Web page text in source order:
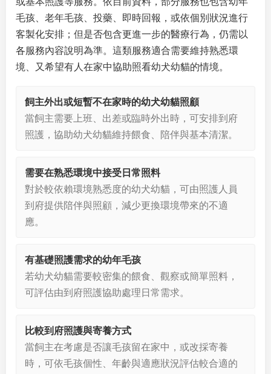
毛孩、老年毛孩、投藥、即時回報，或依個別狀況進行
客製化安排；但是否包含更進一步的醫療行為，仍需以
各服務內容說明為準。這類服務適合需要維持熟悉環
境、又希望有人在家中協助照看幼犬幼貓的情境。
飼主外出或短暫不在家時的幼犬幼貓照顧
當飼主需要上班、出差或臨時外出時，可安排到府
照護，協助幼犬幼貓維持餵食、陪伴與基本清潔。
需要在熟悉環境中接受日常照料
對於較依賴環境熟悉度的幼犬幼貓，可由照護人員
到府提供陪伴與照顧，減少更換環境帶來的不適
應。
有基礎照護需求的幼年毛孩
若幼犬幼貓需要較密集的餵食、觀察或簡單照料，
可評估由到府照護協助處理日常需求。
比較到府照護與寄養方式
當飼主在考慮是否讓毛孩留在家中，或改採寄養
時，可依毛孩個性、年齡與適應狀況評估較合適的